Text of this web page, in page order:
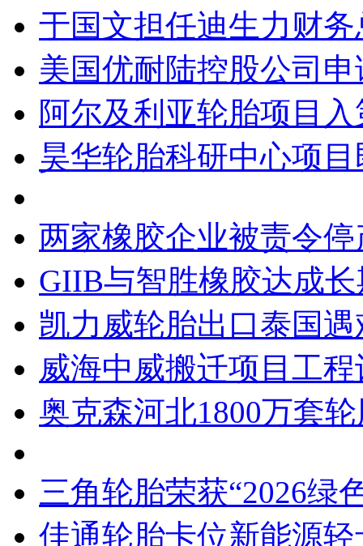
于国文担任迪生力财务
美国优耐陆控股公司
阿尔及利亚轮胎项目
昊华轮胎科研中心项
两家橡胶企业被责令
GIIB与智胜橡胶达成
凯力威轮胎出口泰国遇
威海中威搬迁项目工
奥克森河北1800万套
三角轮胎荣获“2026绿
佳通轮胎卡位新能源